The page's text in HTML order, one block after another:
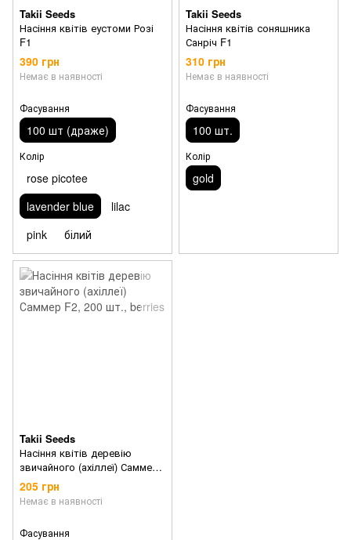
Takii Seeds
Насіння квітів еустоми Розі
F1
390 грн
Немає в наявності
Фасування
100 шт (драже)
Колір
rose picotee
lavender blue
lilac
pink
білий
Takii Seeds
Насіння квітів соняшника
Санріч F1
310 грн
Немає в наявності
Фасування
100 шт.
Колір
gold
Takii Seeds
Насіння квітів деревію
звичайного (ахіллеї) Саммер
F2
205 грн
Немає в наявності
Фасування